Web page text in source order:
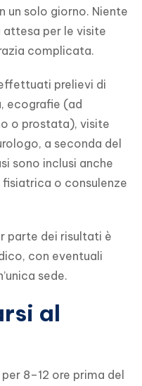
un solo giorno. Niente
attesa per le visite
complicata.
prelievi di
ecografie (ad
o prostata), visite
a seconda del
sono inclusi anche
o consulenze
parte dei risultati è
con eventuali
sede.
al
8–12 ore prima del